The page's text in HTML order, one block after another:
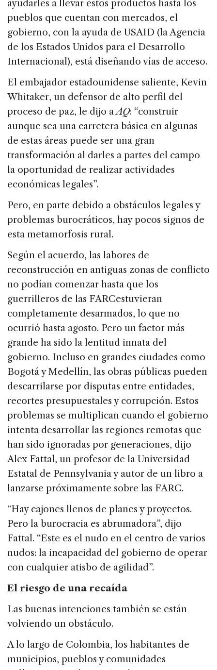
ayudarles a llevar estos productos hasta los
pueblos que cuentan con mercados, el
gobierno, con la ayuda de USAID (la Agencia
de los Estados Unidos para el Desarrollo
Internacional), está diseñando vías de acceso.
El embajador estadounidense saliente, Kevin
Whitaker, un defensor de alto perfil del
proceso de paz, le dijo aAQ: “construir
aunque sea una carretera básica en algunas
de estas áreas puede ser una gran
transformación al darles a partes del campo
la oportunidad de realizar actividades
económicas legales”.
Pero, en parte debido a obstáculos legales y
problemas burocráticos, hay pocos signos de
esta metamorfosis rural.
Según el acuerdo, las labores de
reconstrucción en antiguas zonas de conflicto
no podían comenzar hasta que los
guerrilleros de las FARCestuvieran
completamente desarmados, lo que no
ocurrió hasta agosto. Pero un factor más
grande ha sido la lentitud innata del
gobierno. Incluso en grandes ciudades como
Bogotá y Medellín, las obras públicas pueden
descarrilarse por disputas entre entidades,
recortes presupuestales y corrupción. Estos
problemas se multiplican cuando el gobierno
intenta desarrollar las regiones remotas que
han sido ignoradas por generaciones, dijo
Alex Fattal, un profesor de la Universidad
Estatal de Pennsylvania y autor de un libro a
lanzarse próximamente sobre las FARC.
“Hay cajones llenos de planes y proyectos.
Pero la burocracia es abrumadora”, dijo
Fattal. “Este es el nudo en el centro de varios
nudos: la incapacidad del gobierno de operar
con cualquier atisbo de agilidad”.
El riesgo de una recaída
Las buenas intenciones también se están
volviendo un obstáculo.
A lo largo de Colombia, los habitantes de
municipios, pueblos y comunidades